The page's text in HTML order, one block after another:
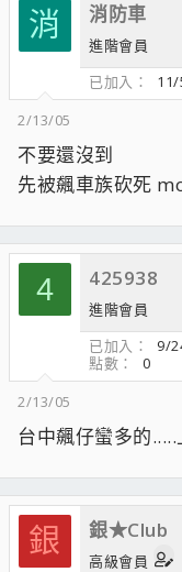
消 消防車
進階會員
已加入
2/13/05
不要還沒到
先被飆車族砍死
4 425938
進階會員
已加入
9/
點數
0
2/13/05
台中飆仔蠻多的
銀 銀★Club
高級會員